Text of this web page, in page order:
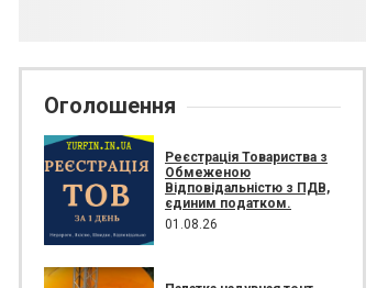
Оголошення
Реєстрація Товариства з
Обмеженою
Відповідальністю з ПДВ,
єдиним податком.
01.08.26